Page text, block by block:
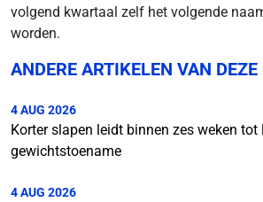
volgend kwartaal zelf het volgende
worden.
ANDERE ARTIKELEN VAN
4 AUG 2026
Korter slapen leidt binnen zes weken tot
gewichtstoename
4 AUG 2026